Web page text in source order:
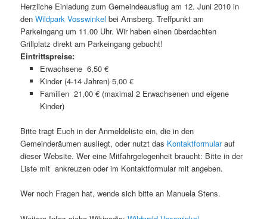
Herzliche Einladung zum Gemeindeausflug am 12. Juni 2010 in
denWildpark Vosswinkel bei Arnsberg. Treffpunkt am
Parkeingang um 11.00 Uhr. Wir haben einen überdachten
Grillplatz direkt am Parkeingang gebucht!
Eintrittspreise:
Erwachsene 6,50 €
Kinder (4-14 Jahren) 5,00 €
Familien 21,00 € (maximal 2 Erwachsenen und eigene
Kinder)
Bitte tragt Euch in der Anmeldeliste ein, die in den
Gemeinderäumen ausliegt, oder nutzt das Kontaktformularauf
dieser Website. Wer eine Mitfahrgelegenheit braucht: Bitte in der
Liste mit ankreuzen oder im Kontaktformular mit angeben.
Wer noch Fragen hat, wende sich bitte an Manuela Stens.